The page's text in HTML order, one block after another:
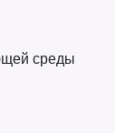
среды